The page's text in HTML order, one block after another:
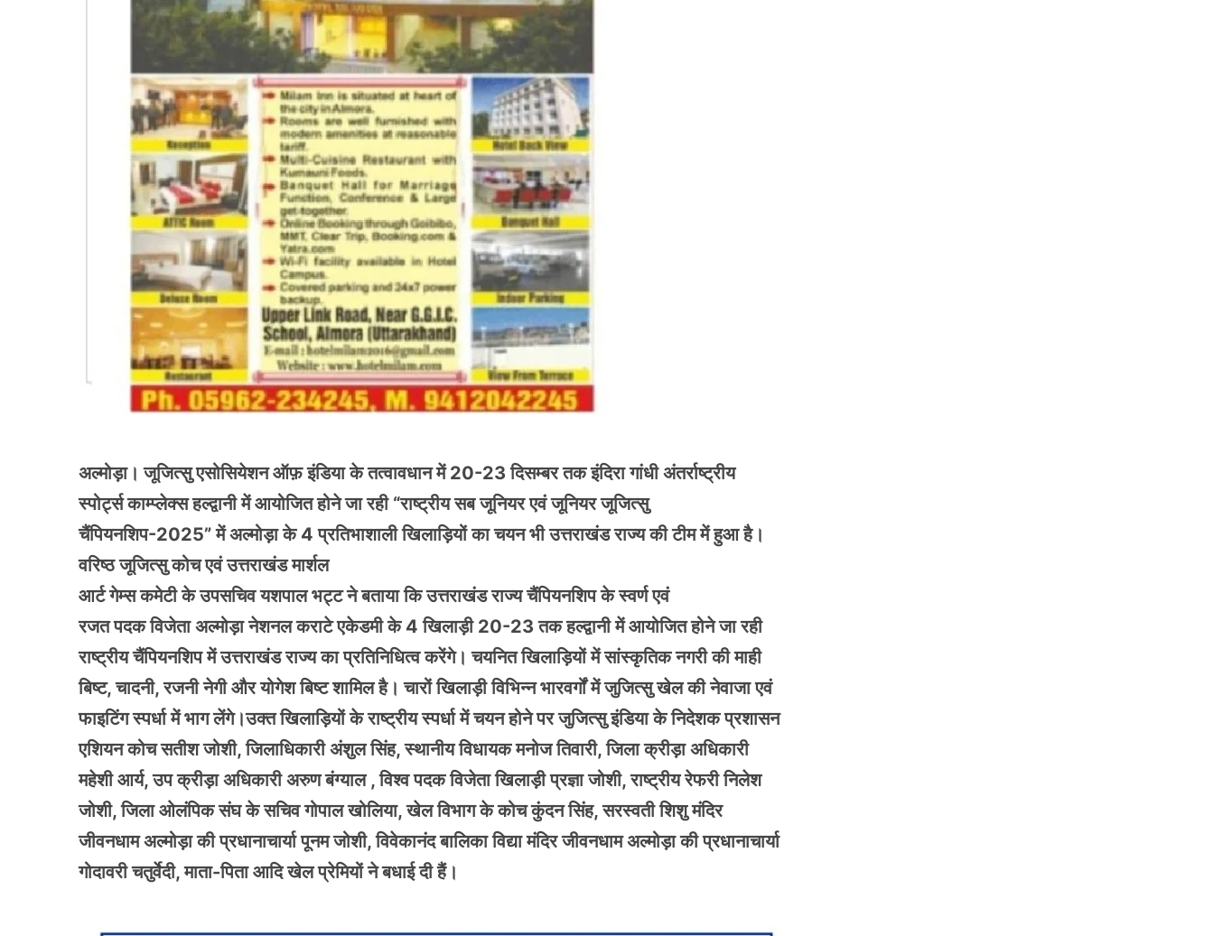
अल्मोड़ा। जूजित्सु एसोसियेशन ऑफ़ इंडिया के तत्वावधान में 20-23 दिसम्बर तक इंदिरा गांधी अंतर्राष्ट्रीय
स्पोर्ट्स काम्प्लेक्स हल्द्वानी में आयोजित होने जा रही “राष्ट्रीय सब जूनियर एवं जूनियर जूजित्सु
चैंपियनशिप-2025” में अल्मोड़ा के 4 प्रतिभाशाली खिलाड़ियों का चयन भी उत्तराखंड राज्य की टीम में हुआ है।
वरिष्ठ जूजित्सु कोच एवं उत्तराखंड मार्शल
आर्ट गेम्स कमेटी के उपसचिव यशपाल भट्ट ने बताया कि उत्तराखंड राज्य चैंपियनशिप के स्वर्ण एवं
रजत पदक विजेता अल्मोड़ा नेशनल कराटे एकेडमी के 4 खिलाड़ी 20-23 तक हल्द्वानी में आयोजित होने जा रही
राष्ट्रीय चैंपियनशिप में उत्तराखंड राज्य का प्रतिनिधित्व करेंगे। चयनित खिलाड़ियों में सांस्कृतिक नगरी की माही
बिष्ट, चादनी, रजनी नेगी और योगेश बिष्ट शामिल है। चारों खिलाड़ी विभिन्न भारवर्गों में जुजित्सु खेल की नेवाजा एवं
फाइटिंग स्पर्धा में भाग लेंगे।उक्त खिलाड़ियों के राष्ट्रीय स्पर्धा में चयन होने पर जुजित्सु इंडिया के निदेशक प्रशासन
एशियन कोच सतीश जोशी, जिलाधिकारी अंशुल सिंह, स्थानीय विधायक मनोज तिवारी, जिला क्रीड़ा अधिकारी
महेशी आर्य, उप क्रीड़ा अधिकारी अरुण बंग्याल , विश्व पदक विजेता खिलाड़ी प्रज्ञा जोशी, राष्ट्रीय रेफरी निलेश
जोशी, जिला ओलंपिक संघ के सचिव गोपाल खोलिया, खेल विभाग के कोच कुंदन सिंह, सरस्वती शिशु मंदिर
जीवनधाम अल्मोड़ा की प्रधानाचार्या पूनम जोशी, विवेकानंद बालिका विद्या मंदिर जीवनधाम अल्मोड़ा की प्रधानाचार्या
गोदावरी चतुर्वेदी, माता-पिता आदि खेल प्रेमियों ने बधाई दी हैं।